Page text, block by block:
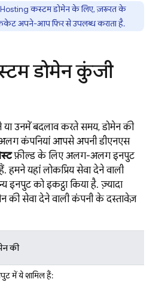
कस्टम डोमेन के लिए, ज़रूरत के
अपने-आप फिर से उपलब्ध कराता है.
डोमेन कुंजी
या उनमें बदलाव करते समय, डोमेन की
कंपनियां आपसे अपनी डीएनएस
फ़ील्ड के लिए अलग-अलग इनपुट
यहां लोकप्रिय सेवा देने वाली
इनपुट को इकट्ठा किया है. ज़्यादा
की सेवा देने वाली कंपनी के दस्तावेज़
की
में ये शामिल हैं: